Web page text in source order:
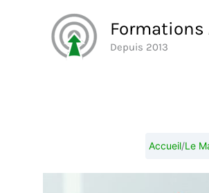
Depuis 2013
Accueil/Le